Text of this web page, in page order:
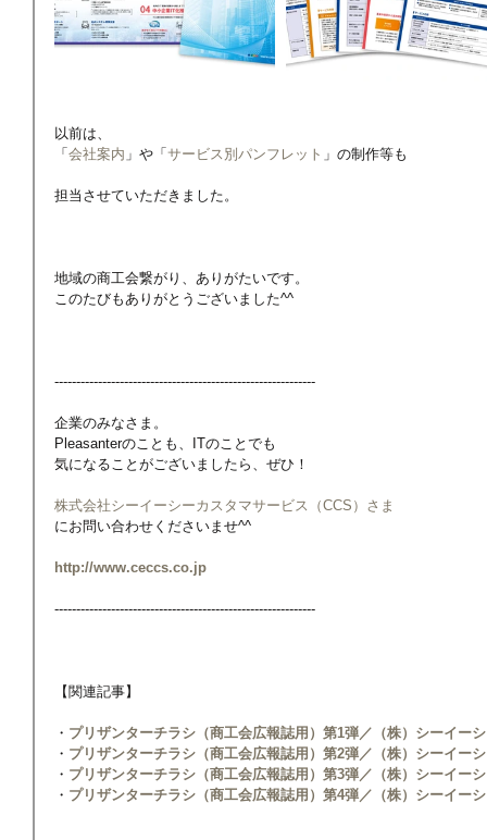
以前は、
「 会社案内 」や「 サービス別パンフレット 」の制作等も
担当させていただきました。
地域の商工会繋がり、ありがたいです。
このたびもありがとうございました^^
------------------------------------------------------------
企業のみなさま。
Pleasanterのことも、ITのことでも
気になることがございましたら、ぜひ！
株式会社シーイーシーカスタマサービス（CCS）さま
にお問い合わせくださいませ^^
http://www.ceccs.co.jp
------------------------------------------------------------
【関連記事】
・ プリザンターチラシ（商工会広報誌用）第1弾／（株）シーイー
・ プリザンターチラシ（商工会広報誌用）第2弾／（株）シーイー
・ プリザンターチラシ（商工会広報誌用）第3弾／（株）シーイー
・ プリザンターチラシ（商工会広報誌用）第4弾／（株）シーイー